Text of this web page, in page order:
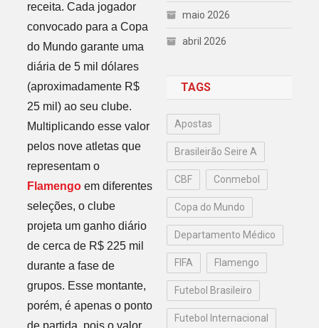
receita. Cada jogador
convocado para a Copa
do Mundo garante uma
diária de 5 mil dólares
(aproximadamente R$
25 mil) ao seu clube.
Multiplicando esse valor
pelos nove atletas que
representam o
Flamengoem diferentes
seleções, o clube
projeta um ganho diário
de cerca de R$ 225 mil
durante a fase de
grupos. Esse montante,
porém, é apenas o ponto
maio 2026
abril 2026
TAGS
Apostas
Brasileirão Seire A
CBF Conmebol
Copa do Mundo
Departamento Médico
FIFA Flamengo
Futebol Brasileiro
Futebol Internacional